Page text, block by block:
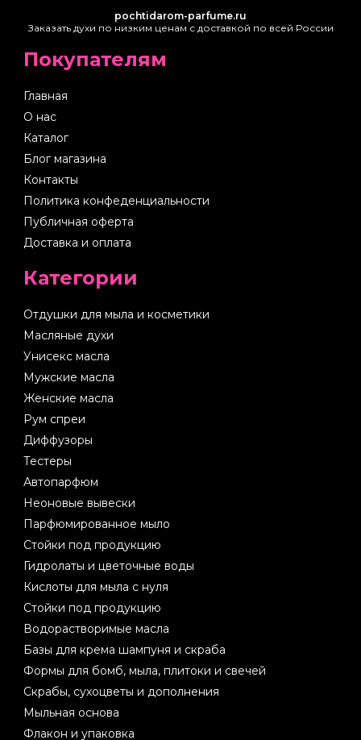
pochtidarom-parfume.ru
Заказать духи по низким ценам с доставкой по всей России
Покупателям
Главная
О нас
Каталог
Блог магазина
Контакты
Политика конфеденциальности
Публичная оферта
Доставка и оплата
Категории
Отдушки для мыла и косметики
Масляные духи
Унисекс масла
Мужские масла
Женские масла
Рум спреи
Диффузоры
Тестеры
Автопарфюм
Неоновые вывески
Парфюмированное мыло
Стойки под продукцию
Гидролаты и цветочные воды
Кислоты для мыла с нуля
Стойки под продукцию
Водорастворимые масла
Базы для крема шампуня и скраба
Формы для бомб, мыла, плитоки и свечей
Скрабы, сухоцветы и дополнения
Мыльная основа
Флакон и упаковка